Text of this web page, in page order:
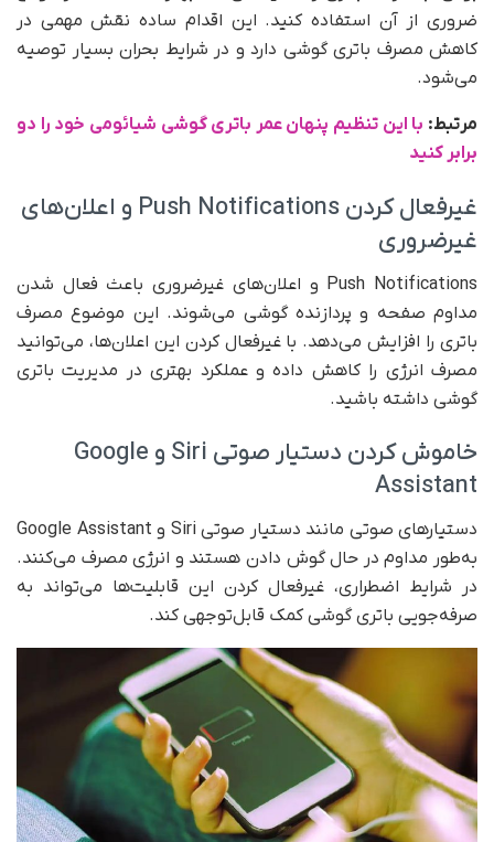
ضروری از آن استفاده کنید. این اقدام ساده نقش مهمی در
کاهش مصرف باتری گوشی دارد و در شرایط بحران بسیار توصیه
می‌شود.
مرتبط: با این تنظیم پنهان عمر باتری گوشی شیائومی خود را دو
برابر کنید
غیرفعال کردن Push Notifications و اعلان‌های
غیرضروری
Push Notifications و اعلان‌های غیرضروری باعث فعال شدن
مداوم صفحه و پردازنده گوشی می‌شوند. این موضوع مصرف
باتری را افزایش می‌دهد. با غیرفعال کردن این اعلان‌ها، می‌توانید
مصرف انرژی را کاهش داده و عملکرد بهتری در مدیریت باتری
گوشی داشته باشید.
خاموش کردن دستیار صوتی Siri و Google
Assistant
دستیارهای صوتی مانند دستیار صوتی Siri و Google Assistant
به‌طور مداوم در حال گوش دادن هستند و انرژی مصرف می‌کنند.
در شرایط اضطراری، غیرفعال کردن این قابلیت‌ها می‌تواند به
صرفه‌جویی باتری گوشی کمک قابل‌توجهی کند.